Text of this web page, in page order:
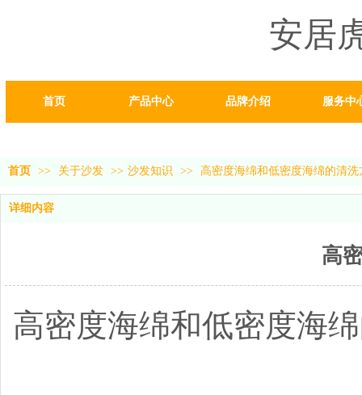
安居
首页 产品中心 品牌介绍 服务中
首页 >> 关于沙发 >> 沙发知识 >> 高密度海绵和低密度海绵的清洗
详细内容
高
高密度海绵和低密度海